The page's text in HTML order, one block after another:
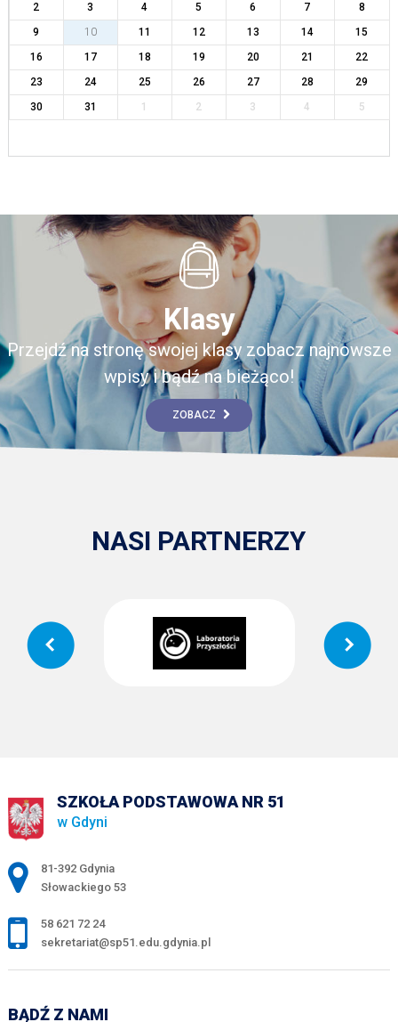
2
3 4 5 6 7
8
9
10 11 12 13 14
15
16
17 18 19 20 21
22
23
24 25 26 27 28
29
30
31 1 2 3 4 5
Klasy
Przejdź na stronę swojej klasy zobacz najnowsze
wpisy i bądź na bieżąco!
ZOBACZ
NASI PARTNERZY
SZKOŁA PODSTAWOWA NR 51
w Gdyni
Adres pocztowy:
81-392 Gdynia
Słowackiego 53
58 621 72 24
sekretariat@sp51.edu.gdynia.pl
BĄDŹ Z NAMI